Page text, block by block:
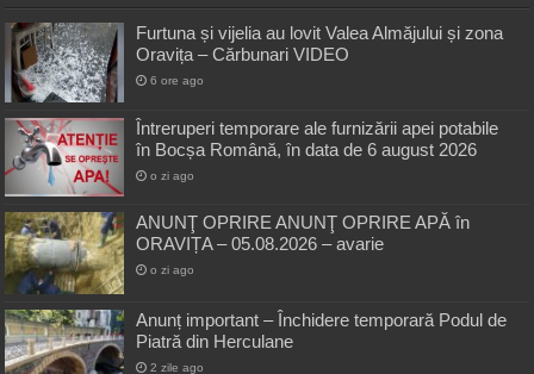
Furtuna și vijelia au lovit Valea Almăjului și zona
Oravița – Cărbunari VIDEO
6 ore ago
Întreruperi temporare ale furnizării apei potabile
în Bocșa Română, în data de 6 august 2026
o zi ago
ANUNŢ OPRIRE ANUNŢ OPRIRE APĂ în
ORAVIȚA – 05.08.2026 – avarie
o zi ago
Anunț important – Închidere temporară Podul de
Piatră din Herculane
2 zile ago